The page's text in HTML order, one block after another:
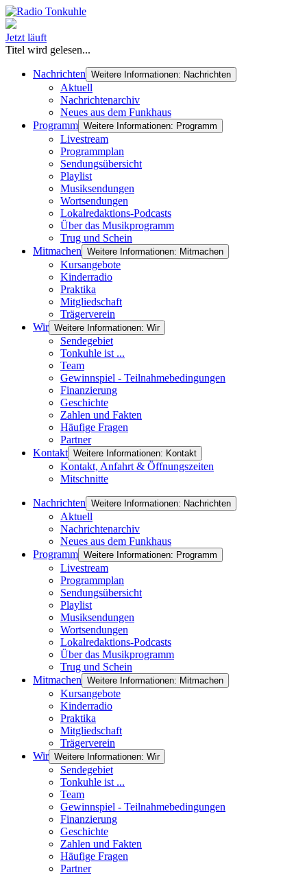
Jetzt läuft
Titel wird gelesen...
Nachrichten Weitere Informationen: Nachrichten
Aktuell
Nachrichtenarchiv
Neues aus dem Funkhaus
Programm Weitere Informationen: Programm
Livestream
Programmplan
Sendungsübersicht
Playlist
Musiksendungen
Wortsendungen
Lokalredaktions-Podcasts
Über das Musikprogramm
Trug und Schein
Mitmachen Weitere Informationen: Mitmachen
Kursangebote
Kinderradio
Praktika
Mitgliedschaft
Trägerverein
Wir Weitere Informationen: Wir
Sendegebiet
Tonkuhle ist ...
Team
Gewinnspiel - Teilnahmebedingungen
Finanzierung
Geschichte
Zahlen und Fakten
Häufige Fragen
Partner
Kontakt Weitere Informationen: Kontakt
Kontakt, Anfahrt & Öffnungszeiten
Mitschnitte
Nachrichten Weitere Informationen: Nachrichten
Aktuell
Nachrichtenarchiv
Neues aus dem Funkhaus
Programm Weitere Informationen: Programm
Livestream
Programmplan
Sendungsübersicht
Playlist
Musiksendungen
Wortsendungen
Lokalredaktions-Podcasts
Über das Musikprogramm
Trug und Schein
Mitmachen Weitere Informationen: Mitmachen
Kursangebote
Kinderradio
Praktika
Mitgliedschaft
Trägerverein
Wir Weitere Informationen: Wir
Sendegebiet
Tonkuhle ist ...
Team
Gewinnspiel - Teilnahmebedingungen
Finanzierung
Geschichte
Zahlen und Fakten
Häufige Fragen
Partner